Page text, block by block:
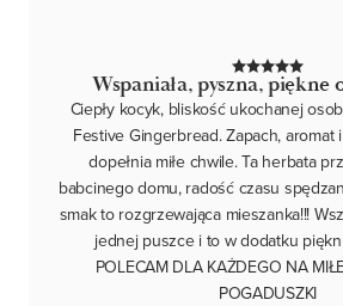
Wspaniała, pyszna, piękne
Ciepły kocyk, bliskość ukochanej
Festive Gingerbread. Zapach, aromat
dopełnia miłe chwile. Ta herbata
babcinego domu, radość czasu
smak to rozgrzewająca mieszanka!!!
jednej puszce i to w dodatku
POLECAM DLA KAŻDEGO NA
POGADUSZKI